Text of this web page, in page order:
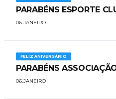
PARABÉNS ESPORTE
06.JANEIRO
FELIZ ANIVERSÁRIO
​PARABÉNS
06.JANEIRO